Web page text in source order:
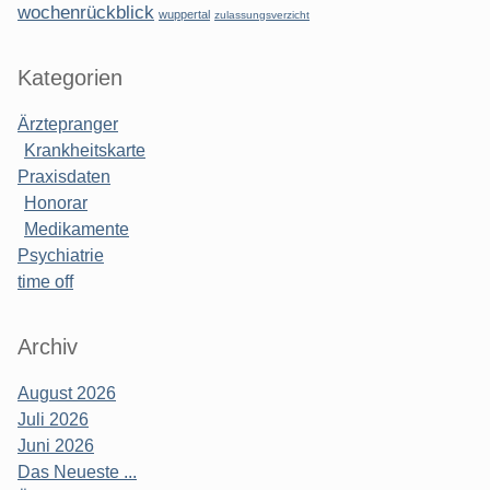
wochenrückblick wuppertal zulassungsverzicht
Kategorien
Ärztepranger
Krankheitskarte
Praxisdaten
Honorar
Medikamente
Psychiatrie
time off
Archiv
August 2026
Juli 2026
Juni 2026
Das Neueste ...